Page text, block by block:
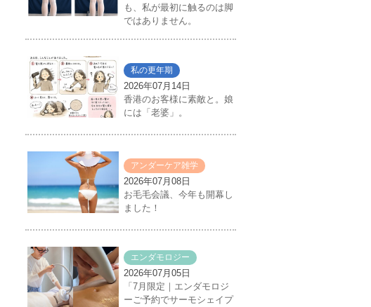
も、私が最初に触るのは脚
ではありません。
私の更年期
2026年07月14日
香港のお客様に素敵と。娘
には「老婆」。
アンダーケア雑学
2026年07月08日
お毛毛会議、今年も開幕し
ました！
エンダモロジー
2026年07月05日
「7月限定｜エンダモロジ
ーご予約でサーモシェイプ